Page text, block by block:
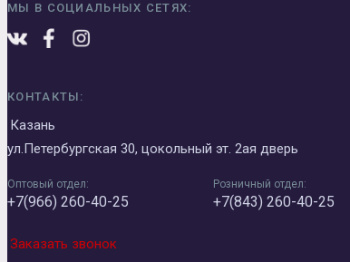
МЫ В СОЦИАЛЬНЫХ СЕТЯХ:
КОНТАКТЫ:
Казань
ул.Петербургская 30, цокольный эт. 2ая дверь
Оптовый отдел:
+7(966) 260-40-25
Розничный отдел:
+7(843) 260-40-25
Заказать звонок